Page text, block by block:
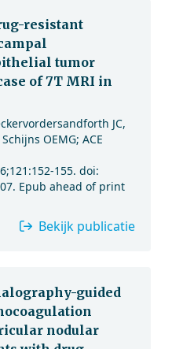
resistant
tumor
of 7T MRI in
JC,
OEMG; ACE
155. doi:
Epub ahead of print
Bekijk publicatie
guided
nodular